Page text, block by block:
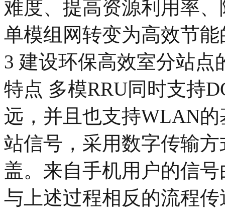
难度、提高资源利用率
单模组网转变为高效节
3 建设环保高效室分站点
特点 多模RRU同时支持
远，并且也支持WLAN
站信号，采用数字传输
盖。来自手机用户的信
与上述过程相反的流程